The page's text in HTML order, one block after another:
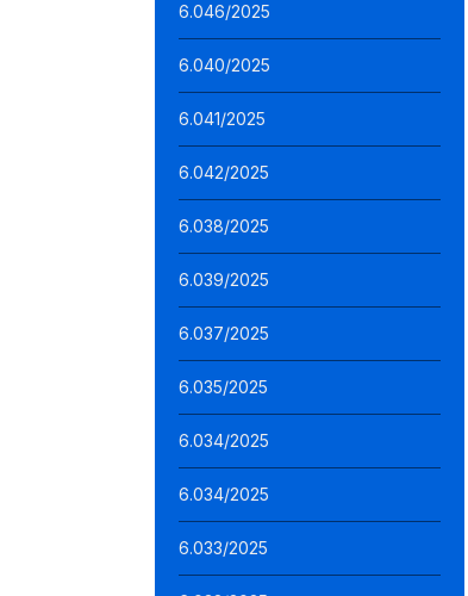
6.046/2025
6.040/2025
6.041/2025
6.042/2025
6.038/2025
6.039/2025
6.037/2025
6.035/2025
6.034/2025
6.034/2025
6.033/2025